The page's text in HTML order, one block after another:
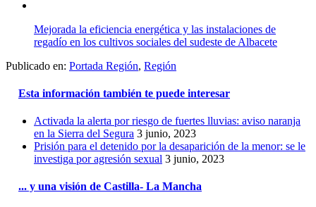
Mejorada la eficiencia energética y las instalaciones de
regadío en los cultivos sociales del sudeste de Albacete
Publicado en: Portada Región, Región
Esta información también te puede interesar
Activada la alerta por riesgo de fuertes lluvias: aviso naranja
en la Sierra del Segura 3 junio, 2023
Prisión para el detenido por la desaparición de la menor: se le
investiga por agresión sexual 3 junio, 2023
... y una visión de Castilla- La Mancha